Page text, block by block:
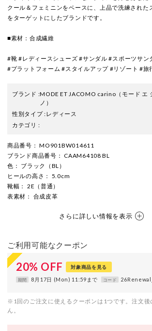
クール＆フェミニンをベースに、上品で洗練された
をターゲットにしたブランドです。
■素材：合成繊維
#靴 #レディースシューズ #サンダル #スポーツサン
#プラットフォーム #スタイルアップ #リゾート #旅
ブランド :MODE ET JACOMO carino （モード エ
ノ）
性別タイプ:レディース
カテゴリ :
商品番号 ： MO901BW014611
ブランド商品番号 ： CAAM64108 BL
色 ： ブラック（BL）
ヒールの高さ ： 5.0cm
靴幅 ： 2E（普通）
表素材 ： 合成皮革
さらに詳しい情報を表示
ご利用可能なクーポン
20% OFF 対象商品を見る
期間 8月17日 (Mon) 11:59まで コード
※1回のご注文に使えるクーポンは1つです。注文後
ん。